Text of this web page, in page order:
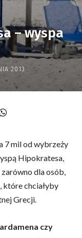
– wyspa
2013
7 mil od wybrzeży
Hipokratesa,
dla osób,
które chciałyby
Grecji.
czy